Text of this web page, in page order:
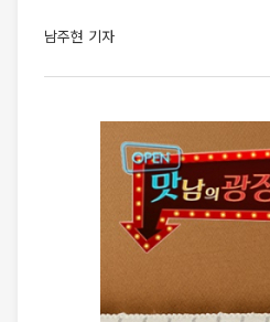
남주현 기자